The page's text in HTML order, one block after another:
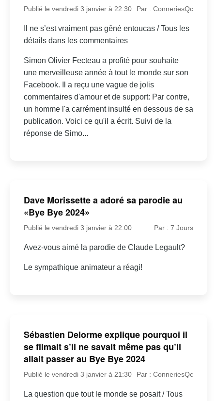
Publié le vendredi 3 janvier à 22:30 Par : ConneriesQc
Il ne s’est vraiment pas gêné entoucas / Tous les
détails dans les commentaires
Simon Olivier Fecteau a profité pour souhaite
une merveilleuse année à tout le monde sur son
Facebook. Il a reçu une vague de jolis
commentaires d'amour et de support: Par contre,
un homme l'a carrément insulté en dessous de sa
publication. Voici ce qu'il a écrit. Suivi de la
réponse de Simo...
Dave Morissette a adoré sa parodie au
«Bye Bye 2024»
Publié le vendredi 3 janvier à 22:00 Par : 7 Jours
Avez-vous aimé la parodie de Claude Legault?
Le sympathique animateur a réagi!
Sébastien Delorme explique pourquoi il
se filmait s’il ne savait même pas qu’il
allait passer au Bye Bye 2024
Publié le vendredi 3 janvier à 21:30 Par : ConneriesQc
La question que tout le monde se posait / Tous